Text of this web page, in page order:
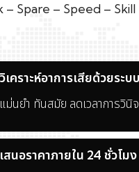
– Spare – Speed – Skill
วิเคราะห์อาการเสียด้วยระ
แม่นยำ ทันสมัย ลดเวลาการวินิ
เสนอราคาภายใน 24 ชั่วโมง